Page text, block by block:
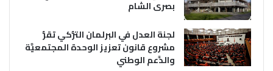
بصرى الشام
لجنة العدل في البرلمان التُّركي تقرُّ
مشروع قانون تعزيز الوحدة المجتمعيَّة
والدَّعم الوطني